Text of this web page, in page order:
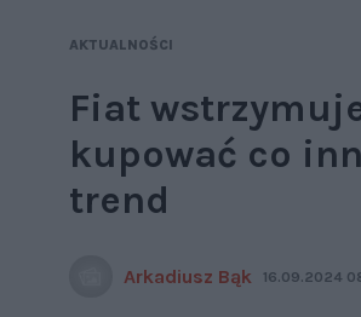
AKTUALNOŚCI
Fiat
kupować co
trend
Arkadiusz Bąk 16.09.2024